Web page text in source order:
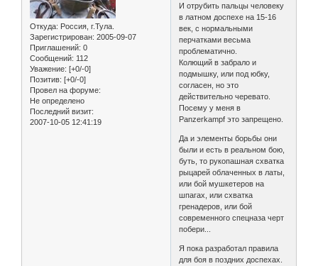
Откуда: Россия, г.Тула.
Зарегистрирован: 2005-09-07
Приглашений: 0
Сообщений: 112
Уважение: [+0/-0]
Позитив: [+0/-0]
Провел на форуме:
Не определено
Последний визит:
2007-10-05 12:41:19
И отрубить пальцы человеку
в латном доспехе на 15-16
век, с нормальными
перчатками весьма
проблематично.
Колющий в забрало и
подмышку, или под юбку,
согласен, но это
действительно черевато.
Посему у меня в
Panzerkampf это запрещено.
Да и элементы борьбы они
были и есть в реальном бою,
буть, то рукопашная схватка
рыцарей облаченных в латы,
или бой мушкетеров на
шпагах, или схватка
гренадеров, или бой
современного спецназа черт
побери...
Я пока разработал правила
для боя в поздних доспехах.